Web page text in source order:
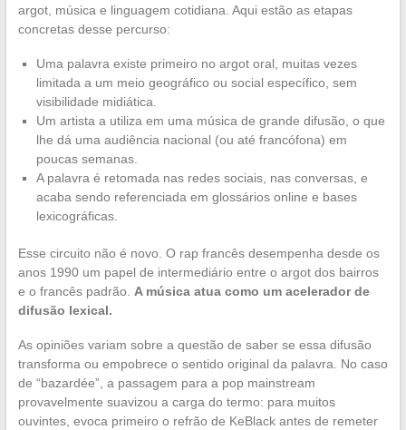
argot, música e linguagem cotidiana. Aqui estão as etapas
concretas desse percurso:
Uma palavra existe primeiro no argot oral, muitas vezes
limitada a um meio geográfico ou social específico, sem
visibilidade midiática.
Um artista a utiliza em uma música de grande difusão, o que
lhe dá uma audiência nacional (ou até francófona) em
poucas semanas.
A palavra é retomada nas redes sociais, nas conversas, e
acaba sendo referenciada em glossários online e bases
lexicográficas.
Esse circuito não é novo. O rap francês desempenha desde os
anos 1990 um papel de intermediário entre o argot dos bairros
e o francês padrão. A música atua como um acelerador de
difusão lexical.
As opiniões variam sobre a questão de saber se essa difusão
transforma ou empobrece o sentido original da palavra. No caso
de “bazardée”, a passagem para a pop mainstream
provavelmente suavizou a carga do termo: para muitos
ouvintes, evoca primeiro o refrão de KeBlack antes de remeter